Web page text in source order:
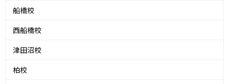
船橋校
西船橋校
津田沼校
柏校